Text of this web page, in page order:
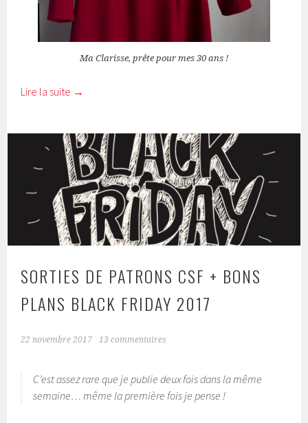
Ma Clarisse, prête pour mes 30 ans !
Lire la suite →
SORTIES DE PATRONS CSF + BONS
PLANS BLACK FRIDAY 2017
22 novembre 2017 13 commentaires
C’est assez rare que je publie deux fois dans la même
semaine… même la première fois je pense !